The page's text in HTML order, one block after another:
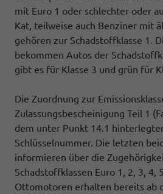
mit Euro 1 oder schlechter oder
Kat, teilweise auch Benziner mit
gehören zur Schadstoffklasse 1.
bekommen Autos der
gibt es für Klasse 3 und grün für
Die Zuordnung zur
Zulassungsbescheinigung Teil 1
dem unter Punkt 14.1
Schlüsselnummer. Die letzten
informieren über die
Schadstoffklassen Euro 1, 2, 3, 4,
Ottomotoren erhalten bereits ab